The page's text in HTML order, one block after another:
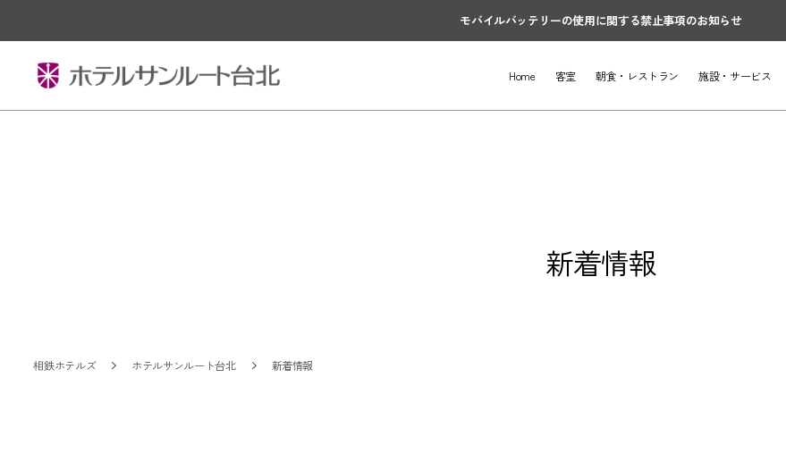
モバイルバッテリーの使用に関する禁止事項のお知らせ
Home 客室 朝食・レストラン 施設・サービス
新着情報
相鉄ホテルズ ホテルサンルート台北 新着情報